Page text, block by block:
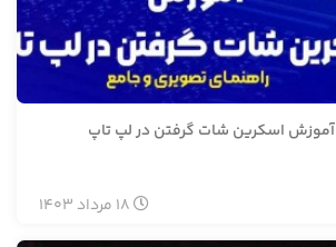
آموزش اسکرین شات گرفتن در لپ تاپ
18 مرداد 1403